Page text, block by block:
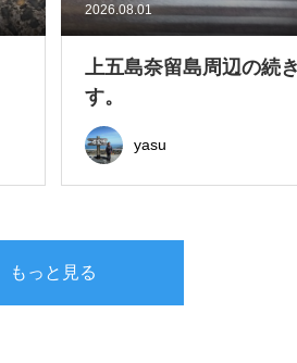
2026.08.01
上五島奈留島周辺の続
す。
yasu
もっと見る